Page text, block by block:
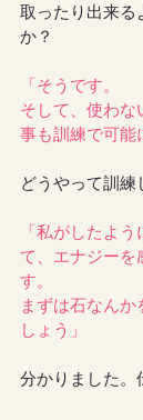
取ったり出来る
か？
「そうです。
そして、使わな
事も訓練で可能
どうやって訓練
「私がしたよ
て、エナジーを
す。
まずは石なん
しょう」
分かりました。